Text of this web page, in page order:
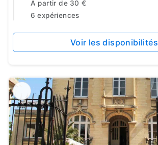
À partir de 30 €
6 expériences
Voir les disponibilités